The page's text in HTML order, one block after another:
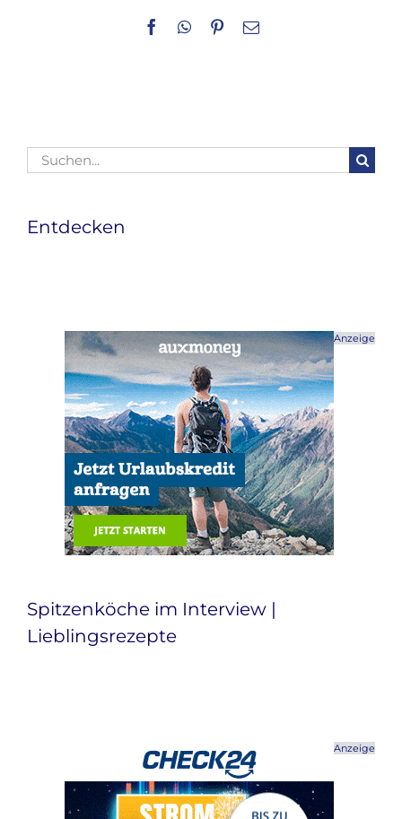
Facebook
WhatsApp
Pinterest
E-
Suche
nach:
Entdecken
Anzeige
Spitzenköche im Interview |
Lieblingsrezepte
Anzeige